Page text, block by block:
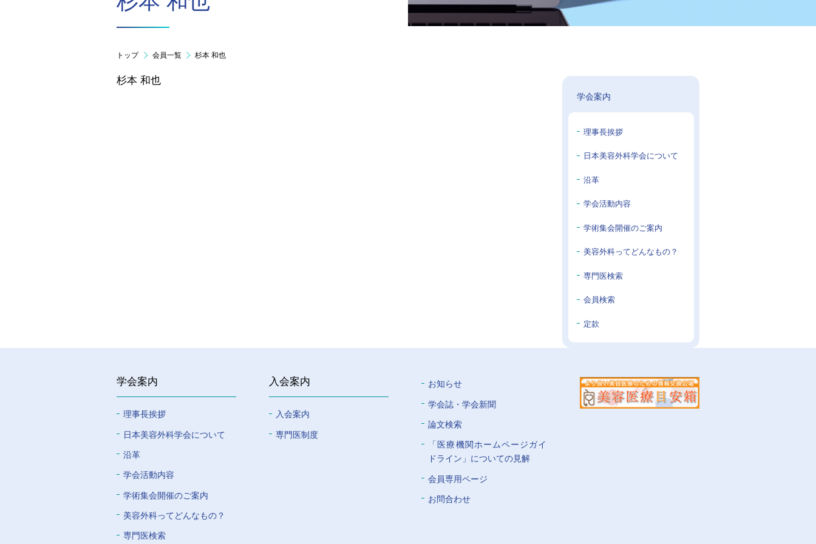
トップ 会員一覧 杉本 和也
学会案内
理事長挨拶
日本美容外科学会について
沿革
学会活動内容
学術集会開催のご案内
美容外科ってどんなもの？
専門医検索
会員検索
定款
杉本 和也
学会案内
理事長挨拶
⽇本美容外科学会について
沿革
学会活動内容
学術集会開催のご案内
美容外科ってどんなもの？
専門医検索
入会案内
入会案内
専門医制度
お知らせ
学会誌・学会新聞
論文検索
「医療機関ホームページガイ
ドライン」についての⾒解
会員専⽤ページ
お問合わせ